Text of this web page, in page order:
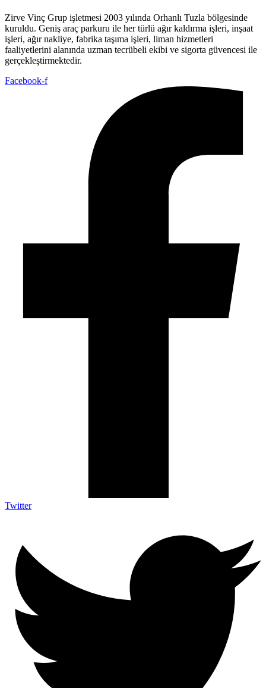
Zirve Vinç Grup işletmesi 2003 yılında Orhanlı Tuzla bölgesinde
kuruldu. Geniş araç parkuru ile her türlü ağır kaldırma işleri, inşaat
işleri, ağır nakliye, fabrika taşıma işleri, liman hizmetleri
faaliyetlerini alanında uzman tecrübeli ekibi ve sigorta güvencesi ile
gerçekleştirmektedir.
Facebook-f
Twitter